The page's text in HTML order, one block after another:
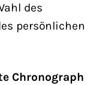
des
persönlichen
Chronograph